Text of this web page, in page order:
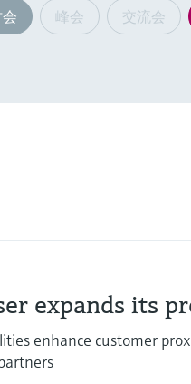
峰会 交流会
expands its
enhance customer